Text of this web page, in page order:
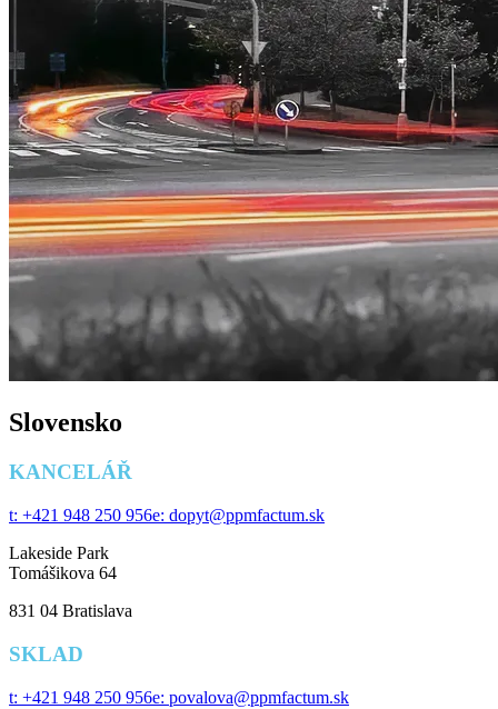
Slovensko
KANCELÁŘ
t: +421 948 250 956e: dopyt@ppmfactum.sk
Lakeside Park
Tomášikova 64
831 04 Bratislava
SKLAD
t: +421 948 250 956e: povalova@ppmfactum.sk